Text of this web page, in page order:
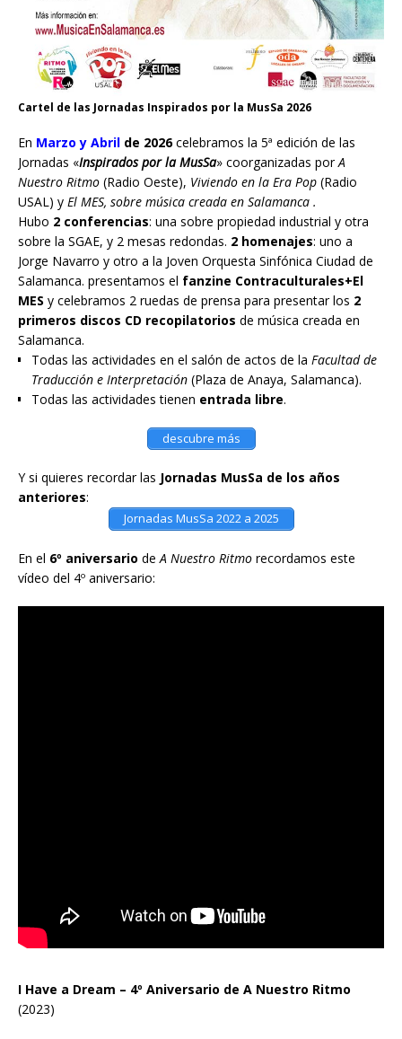
Cartel de las Jornadas Inspirados por la MusSa 2026
En Marzo y Abril de 2026celebramos la 5ª edición de las
Jornadas «Inspirados por la MusSa» coorganizadas porA
Nuestro Ritmo (Radio Oeste), Viviendo en la Era Pop (Radio
USAL) y El MES, sobre música creada en Salamanca .
Hubo 2 conferencias: una sobre propiedad industrial y otra
sobre la SGAE, y 2 mesas redondas. 2 homenajes: uno a
Jorge Navarro y otro a la Joven Orquesta Sinfónica Ciudad de
Salamanca. presentamos el fanzine Contraculturales+El
MES y celebramos 2 ruedas de prensa para presentar los 2
primeros discos CD recopilatorios de música creada en
Salamanca.
Todas las actividades en el salón de actos de la Facultad de
Traducción e Interpretación (Plaza de Anaya, Salamanca).
Todas las actividades tienen entrada libre.
descubre más
Y si quieres recordar las Jornadas MusSa de los años
anteriores:
Jornadas MusSa 2022 a 2025
En el 6º aniversario de A Nuestro Ritmo recordamos este
vídeo del 4º aniversario:
I Have a Dream – 4º Aniversario de A Nuestro Ritmo
(2023)